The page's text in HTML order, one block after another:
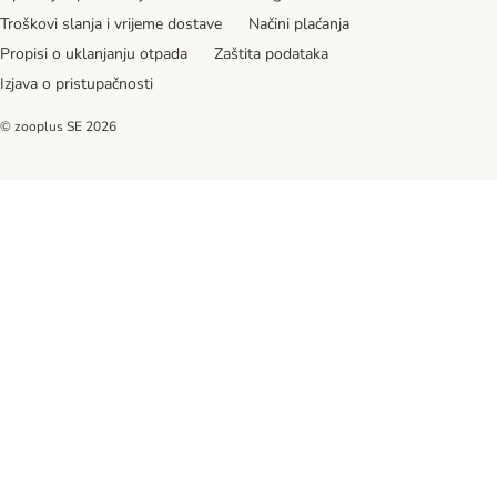
Troškovi slanja i vrijeme dostave
Načini plaćanja
Propisi o uklanjanju otpada
Zaštita podataka
Izjava o pristupačnosti
© zooplus SE 2026